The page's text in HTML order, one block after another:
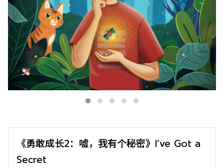
《勇敢成长2：嘘，我有个秘密》I’ve Got a
Secret